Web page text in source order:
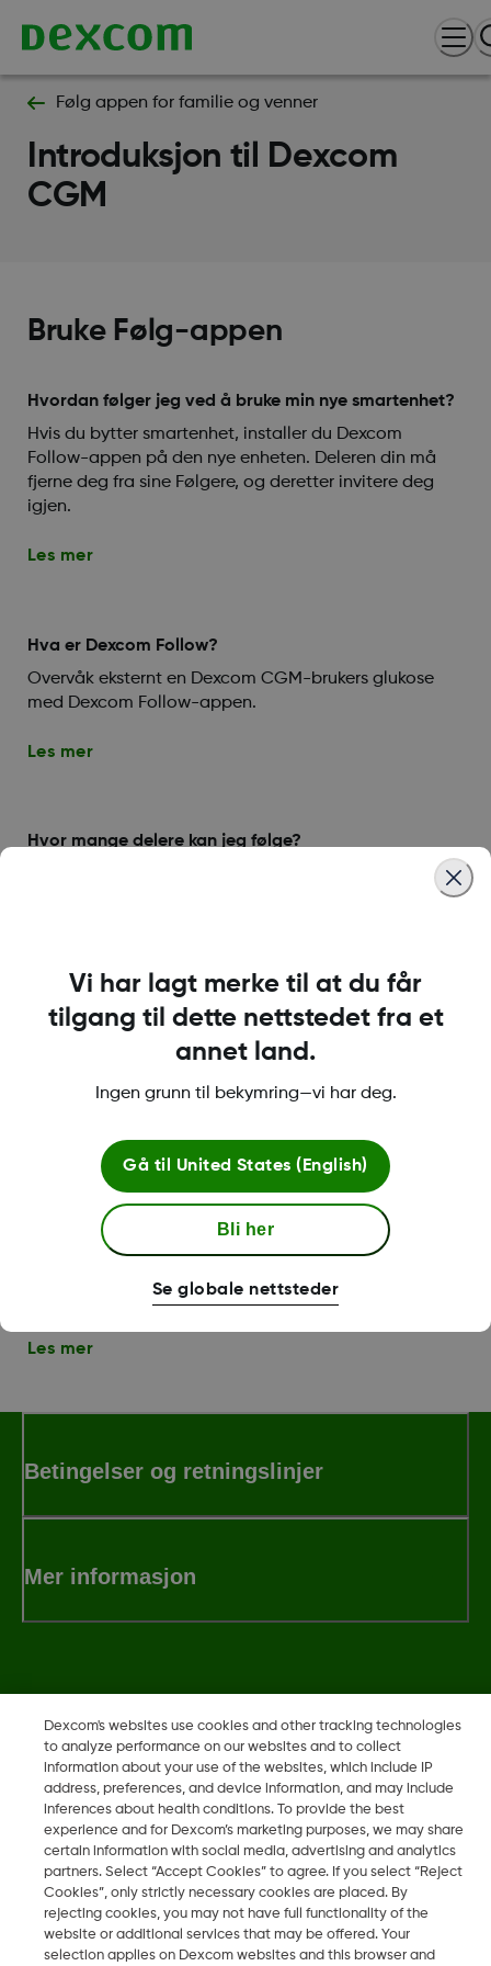
Følg appen for familie og venner
Introduksjon til Dexcom
CGM
Bruke Følg-appen
Hvordan følger jeg ved å bruke min nye smartenhet?
Hvis du bytter smartenhet, installer du Dexcom
Follow-appen på den nye enheten. Deleren din må
fjerne deg fra sine Følgere, og deretter invitere deg
igjen.
Les mer
Hva er Dexcom Follow?
Overvåk eksternt en Dexcom CGM-brukers glukose
med Dexcom Follow-appen.
Les mer
Hvor mange delere kan jeg følge?
Sette opp Follow på en ny
enhet
Hvilke smarttelefoner er kompatible med Follow-
Follower-brukere kan bruke iOS- og Android-
plattform. For en oppdatert oversikt over støttede
http://www.dexcom.com/compatibility
Les mer
Betingelser og retningslinjer
Mer informasjon
Dexcom Share og Share er varemerker eller registrerte
varemerker i USA og muligens i andre land.
2026 Dexcom, Inc. Med enerett.
NO
Endre region
Dexcom's websites use cookies and other tracking technologies
to analyze performance on our websites and to collect
information about your use of the websites, which include IP
address, preferences, and device information, and may include
inferences about health conditions. To provide the best
experience and for Dexcom’s marketing purposes, we may share
certain information with social media, advertising and analytics
partners. Select “Accept Cookies” to agree. If you select “Reject
Cookies”, only strictly necessary cookies are placed. By
rejecting cookies, you may not have full functionality of the
website or additional services that may be offered. Your
selection applies on Dexcom websites and this browser and
Vi har lagt merke til at du får
tilgang til dette nettstedet fra et
annet land.
Ingen grunn til bekymring—vi har deg.
Gå til United States (English)
Bli her
Se globale nettsteder